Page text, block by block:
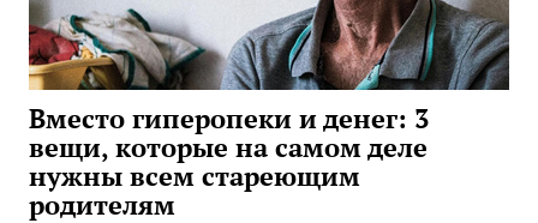
Вместо гиперопеки и денег: 3
вещи, которые на самом деле
нужны всем стареющим
родителям